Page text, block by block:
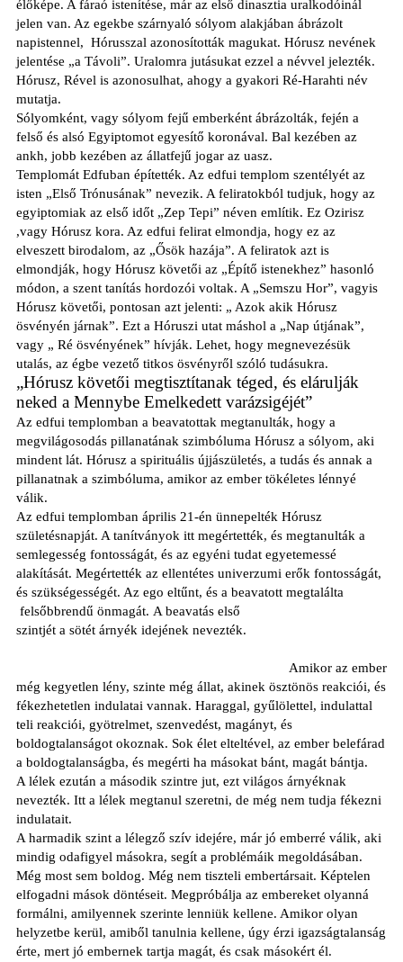
élőképe. A fáraó istenítése, már az első dinasztia uralkodóinál
jelen van. Az egekbe szárnyaló sólyom alakjában ábrázolt
napistennel, Hórusszal azonosították magukat. Hórusz nevének
jelentése „a Távoli”. Uralomra jutásukat ezzel a névvel jelezték.
Hórusz, Rével is azonosulhat, ahogy a gyakori Ré-Harahti név
mutatja.
Sólyomként, vagy sólyom fejű emberként ábrázolták, fején a
felső és alsó Egyiptomot egyesítő koronával. Bal kezében az
ankh, jobb kezében az állatfejű jogar az uasz.
Templomát Edfuban építették. Az edfui templom szentélyét az
isten „Első Trónusának” nevezik. A feliratokból tudjuk, hogy az
egyiptomiak az első időt „Zep Tepi” néven említik. Ez Ozirisz
,vagy Hórusz kora. Az edfui felirat elmondja, hogy ez az
elveszett birodalom, az „Ősök hazája”. A feliratok azt is
elmondják, hogy Hórusz követői az „Építő istenekhez” hasonló
módon, a szent tanítás hordozói voltak. A „Semszu Hor”, vagyis
Hórusz követői, pontosan azt jelenti: „ Azok akik Hórusz
ösvényén járnak”. Ezt a Hóruszi utat máshol a „Nap útjának”,
vagy „ Ré ösvényének” hívják. Lehet, hogy megnevezésük
utalás, az égbe vezető titkos ösvényről szóló tudásukra.
„Hórusz követői megtisztítanak téged, és elárulják
neked a Mennybe Emelkedett varázsigéjét”
Az edfui templomban a beavatottak megtanulták, hogy a
megvilágosodás pillanatának szimbóluma Hórusz a sólyom, aki
mindent lát. Hórusz a spirituális újjászületés, a tudás és annak a
pillanatnak a szimbóluma, amikor az ember tökéletes lénnyé
válik.
Az edfui templomban április 21-én ünnepelték Hórusz
születésnapját. A tanítványok itt megértették, és megtanulták a
semlegesség fontosságát, és az egyéni tudat egyetemessé
alakítását. Megértették az ellentétes univerzumi erők fontosságát,
és szükségességét. Az ego eltűnt, és a beavatott megtalálta
felsőbbrendű önmagát. A beavatás első
szintjét a sötét árnyék idejének nevezték.
Amikor az ember
még kegyetlen lény, szinte még állat, akinek ösztönös reakciói, és
fékezhetetlen indulatai vannak. Haraggal, gyűlölettel, indulattal
teli reakciói, gyötrelmet, szenvedést, magányt, és
boldogtalanságot okoznak. Sok élet elteltével, az ember belefárad
a boldogtalanságba, és megérti ha másokat bánt, magát bántja.
A lélek ezután a második szintre jut, ezt világos árnyéknak
nevezték. Itt a lélek megtanul szeretni, de még nem tudja fékezni
indulatait.
A harmadik szint a lélegző szív idejére, már jó emberré válik, aki
mindig odafigyel másokra, segít a problémáik megoldásában.
Még most sem boldog. Még nem tiszteli embertársait. Képtelen
elfogadni mások döntéseit. Megpróbálja az embereket olyanná
formálni, amilyennek szerinte lenniük kellene. Amikor olyan
helyzetbe kerül, amiből tanulnia kellene, úgy érzi igazságtalanság
érte, mert jó embernek tartja magát, és csak másokért él.